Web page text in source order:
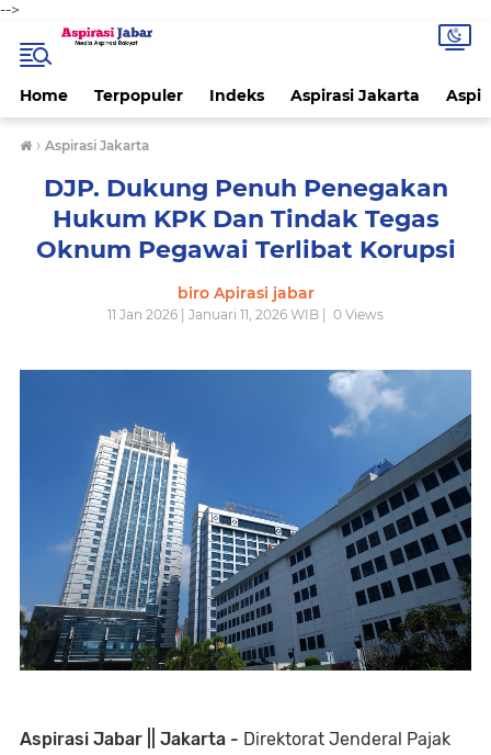
-->
Home Terpopuler Indeks Aspirasi Jakarta
› Aspirasi Jakarta
DJP. Dukung Penuh Penegakan
Hukum KPK Dan Tindak Tegas
Oknum Pegawai Terlibat Korupsi
biro Apirasi jabar
11 Jan 2026 | Januari 11, 2026 WIB | 0 Views
Aspirasi Jabar || Jakarta - Direktorat Jenderal Pajak